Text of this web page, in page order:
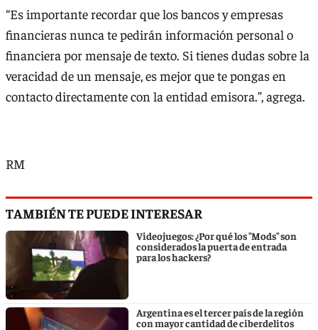
“Es importante recordar que los bancos y empresas
financieras nunca te pedirán información personal o
financiera por mensaje de texto. Si tienes dudas sobre la
veracidad de un mensaje, es mejor que te pongas en
contacto directamente con la entidad emisora.”, agrega.
RM
TAMBIÉN TE PUEDE INTERESAR
Videojuegos: ¿Por qué los "Mods" son
considerados la puerta de entrada
para los hackers?
Argentina es el tercer país de la región
con mayor cantidad de ciberdelitos